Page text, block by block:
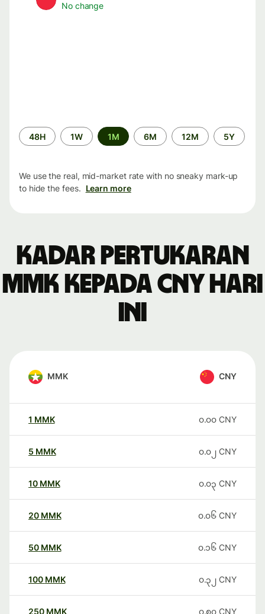
No change
Time
period
48H 1W 1M 6M 12M 5Y
We use the real, mid-market rate with no sneaky mark-up
to hide the fees. Learn more
Kadar pertukaran
MMK kepada CNY hari
ini
MMK CNY
1 MMK ၀.၀၀ CNY
5 MMK ၀.၀၂ CNY
10 MMK ၀.၀၃ CNY
20 MMK ၀.၀၆ CNY
50 MMK ၀.၁၆ CNY
100 MMK ၀.၃၂ CNY
250 MMK ၀.၈၀ CNY